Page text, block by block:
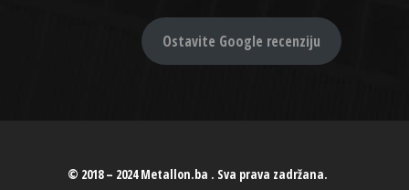
Ostavite Google recenziju
© 2018 – 2024 Metallon.ba . Sva prava zadržana.